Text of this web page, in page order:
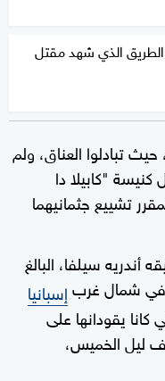
الذي شهد مقتل
تبادلوا العناق، ولم
"كابيلا دا
تشييع جثمانيهما
سيلفا، البالغ
إسبانيا
يقودانها على
ليل الخميس،